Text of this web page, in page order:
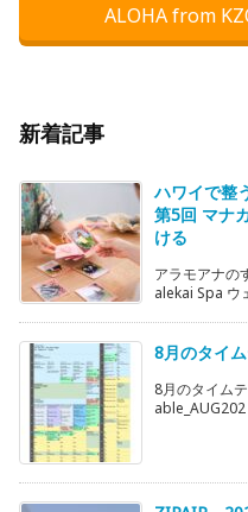
ALOHA from
新着記事
ハワイで整
第5回 マナ
ける
アラモアナの
alekai Spa ウ
8月のタイ
8月のタイム
able_AUG202